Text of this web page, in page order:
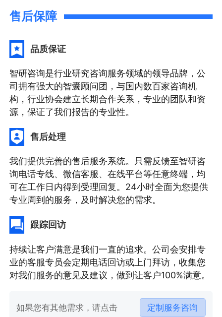
售后保障
品质保证
智研咨询是行业研究咨询服务领域的领导品牌，公
司拥有强大的智囊顾问团，与国内数百家咨询机
构，行业协会建立长期合作关系，专业的团队和资
源，保证了我们报告的专业性。
售后处理
我们提供完善的售后服务系统。只需反馈至智研咨
询电话专线、微信客服、在线平台等任意终端，均
可在工作日内得到受理回复。24小时全面为您提供
专业周到的服务，及时解决您的需求。
跟踪回访
持续让客户满意是我们一直的追求。公司会安排专
业的客服专员会定期电话回访或上门拜访，收集您
对我们服务的意见及建议，做到让客户100%满意。
如果您有其他需求，请点击 定制服务咨询